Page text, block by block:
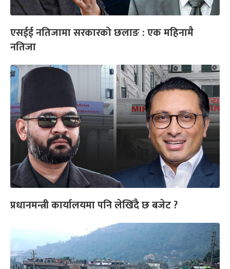
एसईई नतिजामा सरकारको छलाङ : एक महिनामै
नतिजा
प्रधानमन्त्री कार्यालयमा पनि लेखिँदै छ बजेट ?